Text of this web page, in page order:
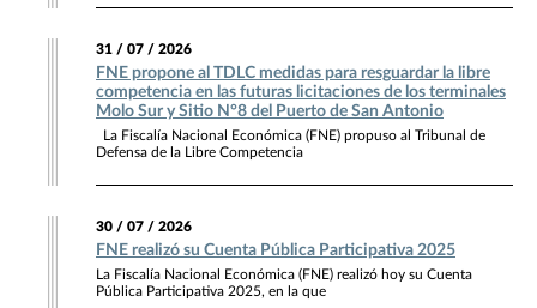
31 / 07 / 2026
FNE propone al TDLC medidas para resguardar la libre
competencia en las futuras licitaciones de los terminales
Molo Sur y Sitio N°8 del Puerto de San Antonio
La Fiscalía Nacional Económica (FNE) propuso al Tribunal de
Defensa de la Libre Competencia
30 / 07 / 2026
FNE realizó su Cuenta Pública Participativa 2025
La Fiscalía Nacional Económica (FNE) realizó hoy su Cuenta
Pública Participativa 2025, en la que